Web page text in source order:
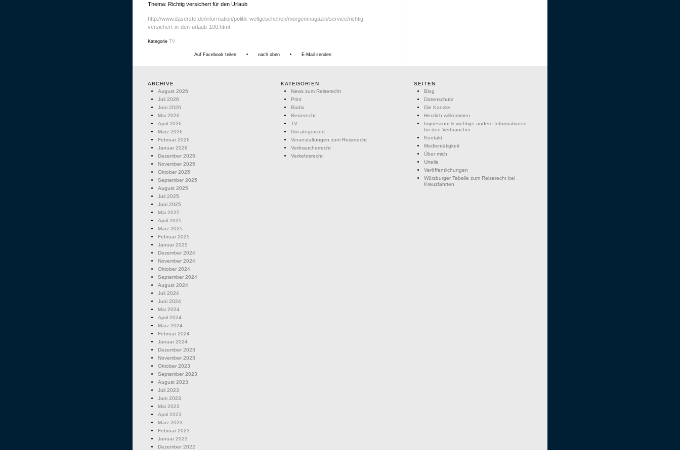
Thema: Richtig versichert für den Urlaub
http://www.daserste.de/information/politik-weltgeschehen/morgenmagazin/service/richtig-
versichert-in-den-urlaub-100.html
Kategorie TV
Auf Facebook teilen • nach oben • E-Mail senden
ARCHIVE
August 2026
Juli 2026
Juni 2026
Mai 2026
April 2026
März 2026
Februar 2026
Januar 2026
Dezember 2025
November 2025
Oktober 2025
September 2025
August 2025
Juli 2025
Juni 2025
Mai 2025
April 2025
März 2025
Februar 2025
Januar 2025
Dezember 2024
November 2024
Oktober 2024
September 2024
August 2024
Juli 2024
Juni 2024
Mai 2024
April 2024
März 2024
Februar 2024
Januar 2024
Dezember 2023
November 2023
Oktober 2023
September 2023
August 2023
Juli 2023
Juni 2023
Mai 2023
April 2023
März 2023
Februar 2023
Januar 2023
Dezember 2022
KATEGORIEN
News zum Reiserecht
Print
Radio
Reiserecht
TV
Uncategorized
Veranstaltungen zum Reiserecht
Verbraucherrecht
Verkehrsrecht
SEITEN
Blog
Datenschutz
Die Kanzlei
Herzlich willkommen
Impressum & wichtige andere Informationen
für den Verbraucher
Kontakt
Medientätigkeit
Über mich
Urteile
Veröffentlichungen
Würzburger Tabelle zum Reiserecht bei
Kreuzfahrten